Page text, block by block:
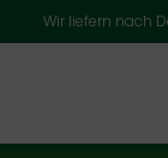
Wir liefern nach